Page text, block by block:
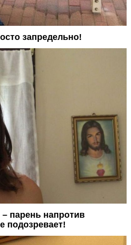
запредельно!
парень напротив
подозревает!